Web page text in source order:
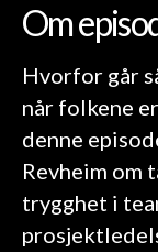
Om
Hvorfor går
når folkene
denne
Revheim om
trygghet i